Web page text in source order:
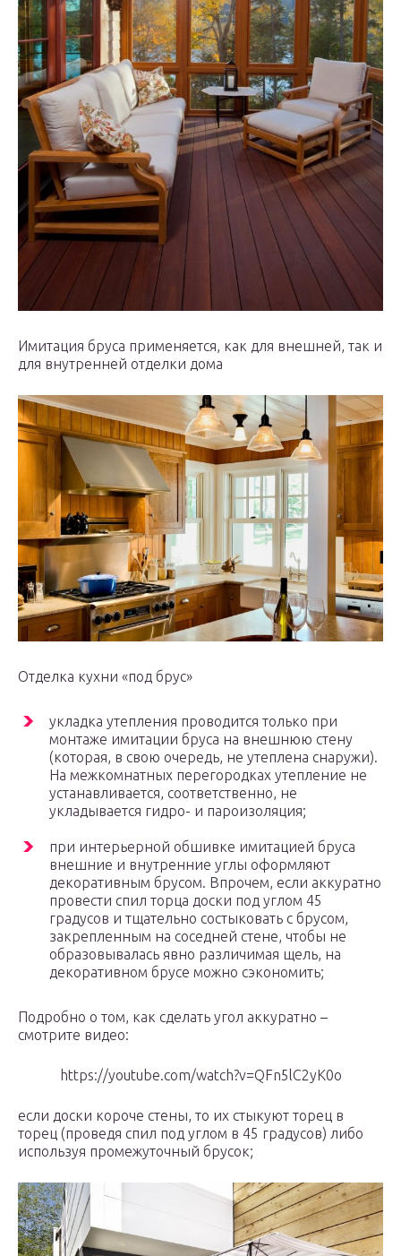
Имитация бруса применяется, как для внешней, так и
для внутренней отделки дома
Отделка кухни «под брус»
укладка утепления проводится только при
монтаже имитации бруса на внешнюю стену
(которая, в свою очередь, не утеплена снаружи).
На межкомнатных перегородках утепление не
устанавливается, соответственно, не
укладывается гидро- и пароизоляция;
при интерьерной обшивке имитацией бруса
внешние и внутренние углы оформляют
декоративным брусом. Впрочем, если аккуратно
провести спил торца доски под углом 45
градусов и тщательно состыковать с брусом,
закрепленным на соседней стене, чтобы не
образовывалась явно различимая щель, на
декоративном брусе можно сэкономить;
Подробно о том, как сделать угол аккуратно –
смотрите видео:
https://youtube.com/watch?v=QFn5lC2yK0o
если доски короче стены, то их стыкуют торец в
торец (проведя спил под углом в 45 градусов) либо
используя промежуточный брусок;